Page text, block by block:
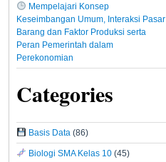
Mempelajari Konsep
Keseimbangan Umum, Interaksi Pasar
Barang dan Faktor Produksi serta
Peran Pemerintah dalam
Perekonomian
Categories
Basis Data (86)
Biologi SMA Kelas 10(45)